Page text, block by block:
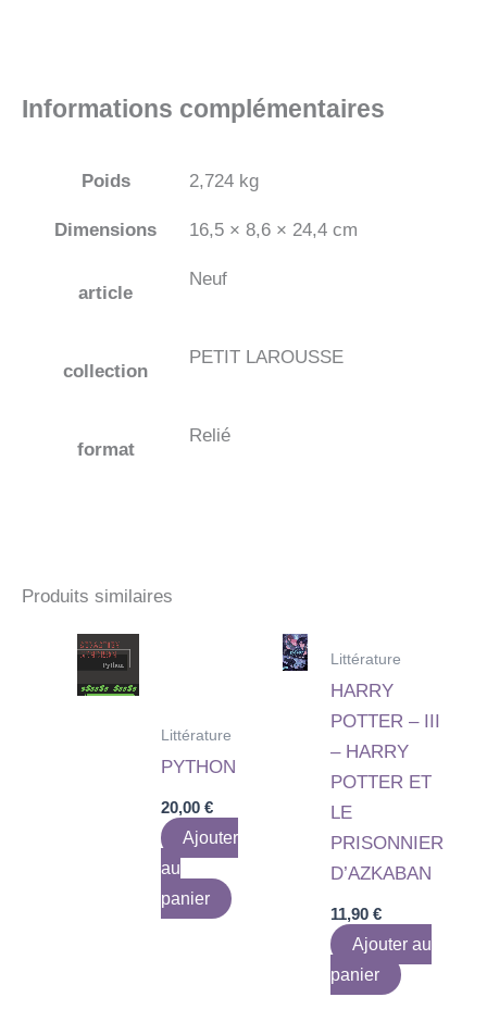
Informations complémentaires
Poids 2,724 kg
Dimensions 16,5 × 8,6 × 24,4 cm
article
Neuf
collection
PETIT LAROUSSE
format
Relié
Produits similaires
Littérature
PYTHON
20,00€
Ajouter
au
panier
Littérature
HARRY
POTTER – III
– HARRY
POTTER ET
LE
PRISONNIER
D’AZKABAN
11,90 €
Ajouter au
panier